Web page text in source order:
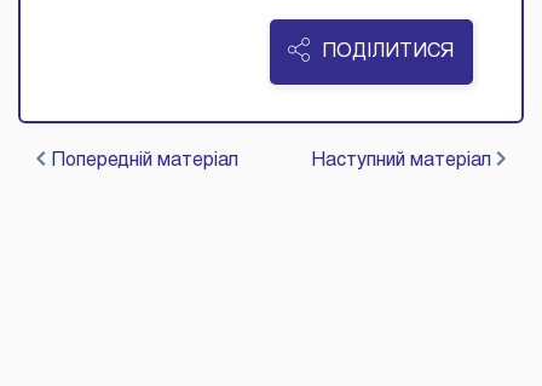
ПОДІЛИТИСЯ
Попередній матеріал Наступний матеріал